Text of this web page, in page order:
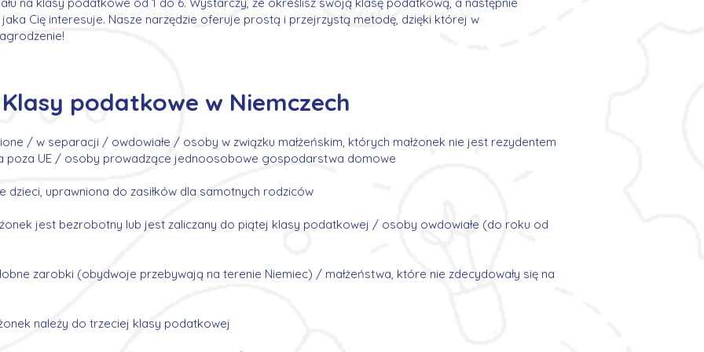
Cię interesuje. Nasze narzędzie oferuje prostą i przejrzystą metodę, dzięki której w
Klasy podatkowe w Niemczech
/ w separacji / owdowiałe / osoby w związku małżeńskim, których małżonek nie jest rezydentem
poza UE / osoby prowadzące jednoosobowe gospodarstwa domowe
uprawniona do zasiłków dla samotnych rodziców
jest bezrobotny lub jest zaliczany do piątej klasy podatkowej / osoby owdowiałe (do roku od
zarobki (obydwoje przebywają na terenie Niemiec) / małżeństwa, które nie zdecydowały się na
należy do trzeciej klasy podatkowej